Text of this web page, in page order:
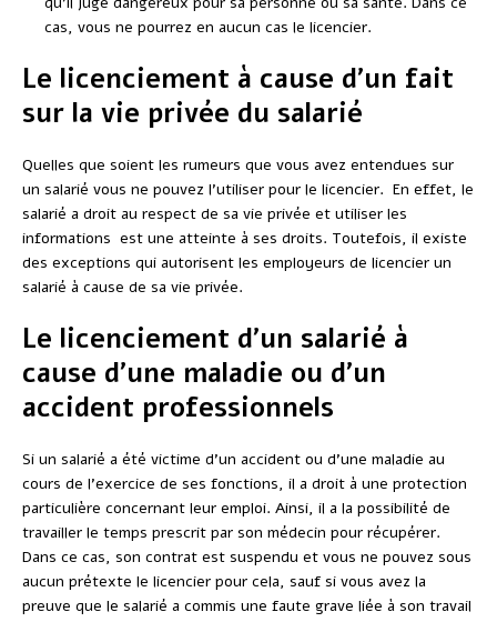
cas, vous ne pourrez en aucun cas le licencier.
Le licenciement à cause d’un fait
sur la vie privée du salarié
Quelles que soient les rumeurs que vous avez entendues sur
un salarié vous ne pouvez l’utiliser pour le licencier. En effet, le
salarié a droit au respect de sa vie privée et utiliser les
informations est une atteinte à ses droits. Toutefois, il existe
des exceptions qui autorisent les employeurs de licencier un
salarié à cause de sa vie privée.
Le licenciement d’un salarié à
cause d’une maladie ou d’un
accident professionnels
Si un salarié a été victime d’un accident ou d’une maladie au
cours de l’exercice de ses fonctions, il a droit à une protection
particulière concernant leur emploi. Ainsi, il a la possibilité de
travailler le temps prescrit par son médecin pour récupérer.
Dans ce cas, son contrat est suspendu et vous ne pouvez sous
aucun prétexte le licencier pour cela, sauf si vous avez la
preuve que le salarié a commis une faute grave liée à son travail